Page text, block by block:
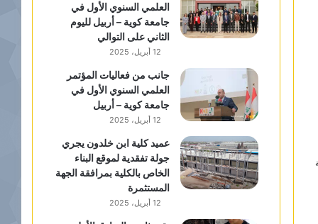
العلمي السنوي الأول في
جامعة كوية – أربيل لليوم
الثاني على التوالي
12 أبريل، 2025
جانب من فعاليات المؤتمر
العلمي السنوي الأول في
جامعة كوية – أربيل
12 أبريل، 2025
عميد كلية ابن خلدون يجري
جولة تفقدية لموقع البناء
الخاص بالكلية بمرافقة الجهة
المستثمرة
12 أبريل، 2025